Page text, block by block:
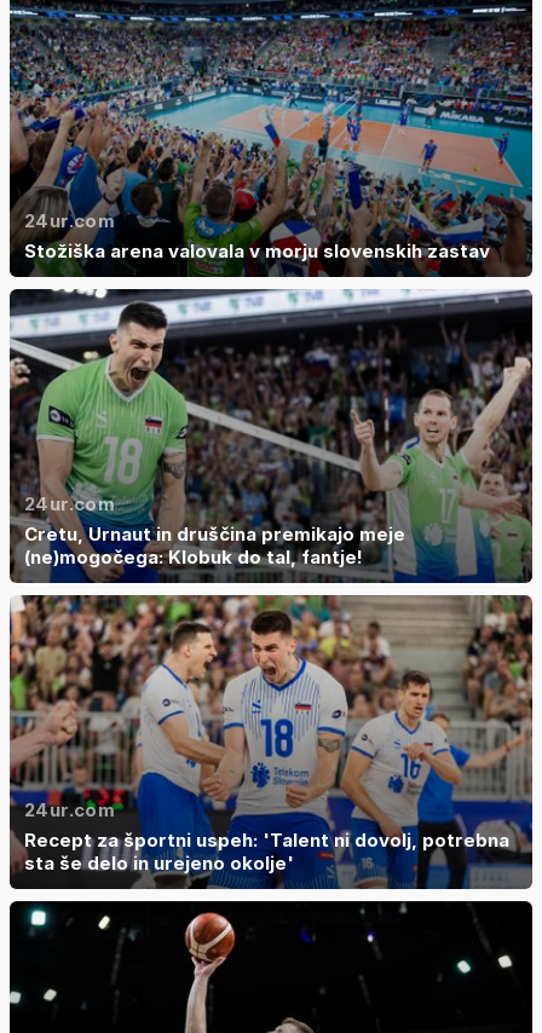
24ur.com
Stožiška arena valovala v morju slovenskih zastav
24ur.com
Cretu, Urnaut in druščina premikajo meje
(ne)mogočega: Klobuk do tal, fantje!
24ur.com
Recept za športni uspeh: 'Talent ni dovolj, potrebna
sta še delo in urejeno okolje'